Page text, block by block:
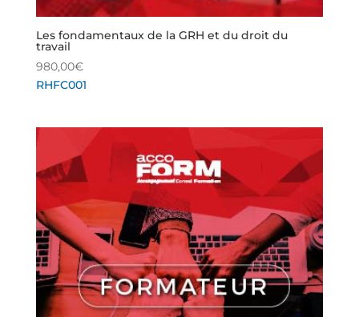
Les fondamentaux de la GRH et du droit du
travail
980,00€
RHFC001